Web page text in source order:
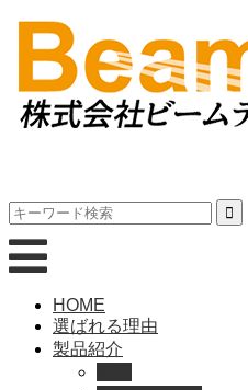
HOME
選ばれる理由
製品紹介